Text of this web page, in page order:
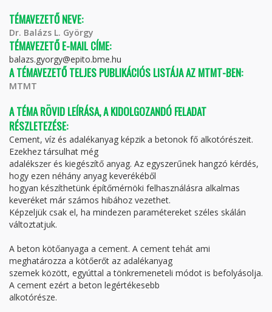
TÉMAVEZETŐ NEVE:
Dr. Balázs L. György
TÉMAVEZETŐ E-MAIL CÍME:
balazs.gyorgy@epito.bme.hu
A TÉMAVEZETŐ TELJES PUBLIKÁCIÓS LISTÁJA AZ MTMT-BEN:
MTMT
A TÉMA RÖVID LEÍRÁSA, A KIDOLGOZANDÓ FELADAT
RÉSZLETEZÉSE:
Cement, víz és adalékanyag képzik a betonok fő alkotórészeit.
Ezekhez társulhat még
adalékszer és kiegészítő anyag. Az egyszerűnek hangzó kérdés,
hogy ezen néhány anyag keverékéből
hogyan készíthetünk építőmérnöki felhasználásra alkalmas
keveréket már számos hibához vezethet.
Képzeljük csak el, ha mindezen paramétereket széles skálán
változtatjuk.
A beton kötőanyaga a cement. A cement tehát ami
meghatározza a kötőerőt az adalékanyag
szemek között, egyúttal a tönkremeneteli módot is befolyásolja.
A cement ezért a beton legértékesebb
alkotórésze.